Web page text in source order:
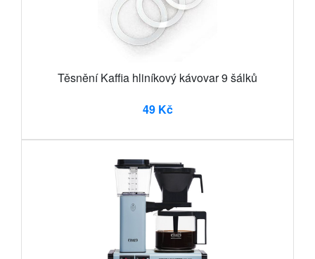
Těsnění Kaffia hliníkový kávovar 9 šálků
49 Kč